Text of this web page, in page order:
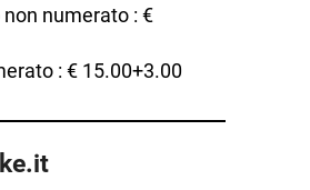
numerato : €
: € 15.00+3.00